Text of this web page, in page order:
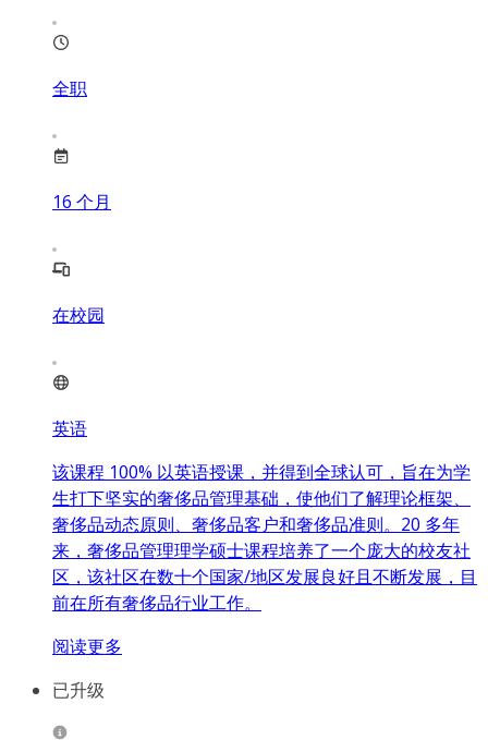
全职
16 个月
在校园
英语
该课程 100% 以英语授课，并得到全球认可，旨在为学
生打下坚实的奢侈品管理基础，使他们了解理论框架、
奢侈品动态原则、奢侈品客户和奢侈品准则。20 多年
来，奢侈品管理理学硕士课程培养了一个庞大的校友社
区，该社区在数十个国家/地区发展良好且不断发展，目
前在所有奢侈品行业工作。
阅读更多
已升级